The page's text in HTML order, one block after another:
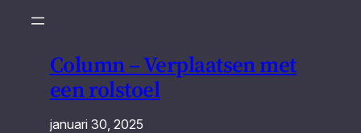
Column – Verplaatsen met
een rolstoel
januari 30, 2025